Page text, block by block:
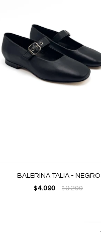
BALERINA TALIA - NEGRO
$ 4.090 $9.200